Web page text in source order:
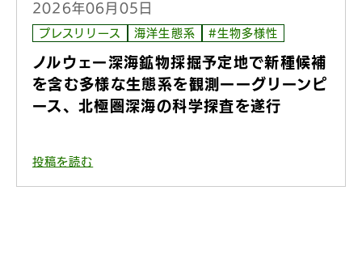
2026年06月05日
プレスリリース 海洋生態系 #生物多様性
ノルウェー深海鉱物採掘予定地で新種候補
を含む多様な生態系を観測ーーグリーンピ
ース、北極圏深海の科学探査を遂行
投稿を読む